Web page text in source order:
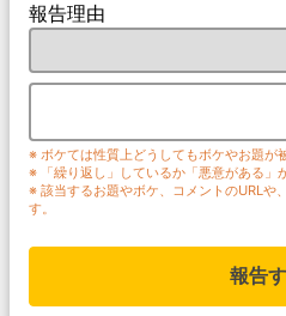
報告理由
※ ボケては性質上どうしてもボケやお題が
※ 「繰り返し」しているか「悪意がある」
※ 該当するお題やボケ、コメントのURLや
す。
報告